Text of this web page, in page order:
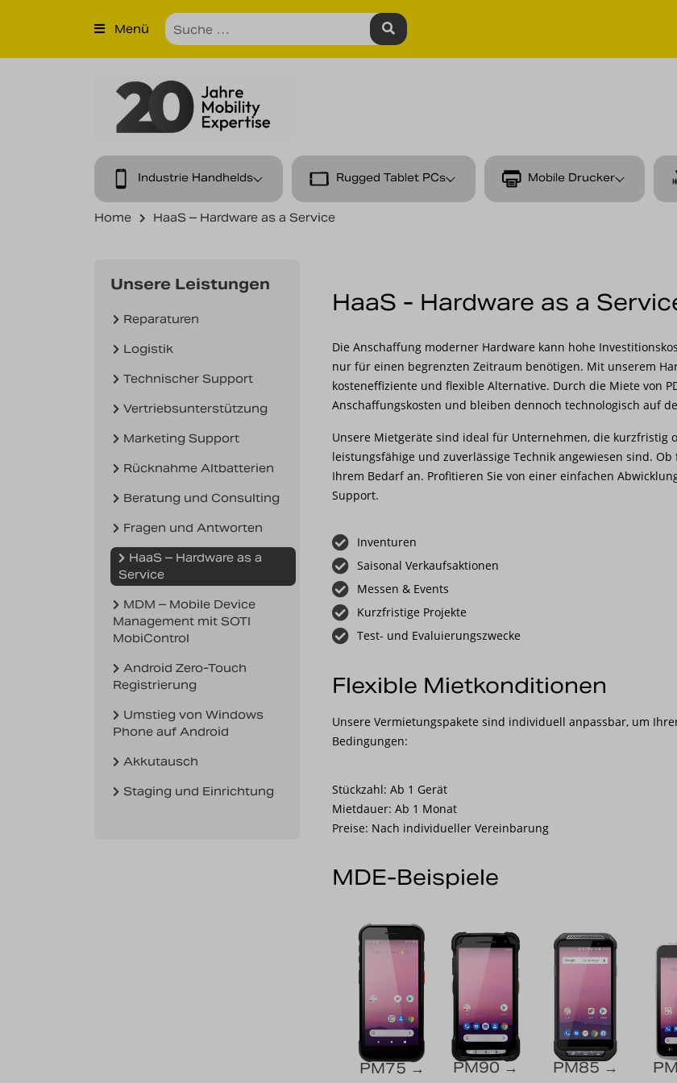
×
Unsere Leistungen
Menü
Industrie Handhelds Rugged Tablet PCs Mobile Drucker
Home HaaS – Hardware as a Service
Unsere Leistungen
Reparaturen
Logistik
Technischer Support
Vertriebsunterstützung
Marketing Support
Rücknahme Altbatterien
Beratung und Consulting
Fragen und Antworten
HaaS – Hardware as a
Service
MDM – Mobile Device
Management mit SOTI
MobiControl
Android Zero-Touch
Registrierung
Umstieg von Windows
Phone auf Android
Akkutausch
Staging und Einrichtung
HaaS - Hardware as a
Die Anschaffung moderner Hardware kann hohe
nur für einen begrenzten Zeitraum benötigen. Mit unserem
kosteneffiziente und flexible Alternative. Durch die Miete von
Anschaffungskosten und bleiben dennoch technologisch auf
Unsere Mietgeräte sind ideal für Unternehmen, die
leistungsfähige und zuverlässige Technik angewiesen sind.
Ihrem Bedarf an. Profitieren Sie von einer einfachen
Support.
Inventuren
Saisonal Verkaufsaktionen
Messen & Events
Kurzfristige Projekte
Test- und Evaluierungszwecke
Flexible Mietkonditionen
Unsere Vermietungspakete sind individuell anpassbar, um
Bedingungen:
Stückzahl: Ab 1 Gerät
Mietdauer: Ab 1 Monat
Preise: Nach individueller Vereinbarung
MDE-Beispiele
PM75 → PM90 → PM85 →